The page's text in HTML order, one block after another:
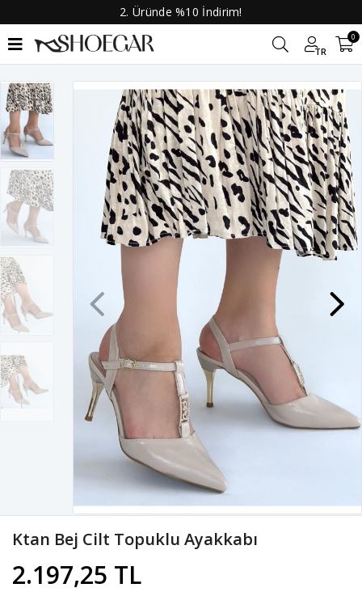
2. Üründe %10 İndirim!
TR
0
Ktan Bej Cilt Topuklu Ayakkabı
2.197,25 TL